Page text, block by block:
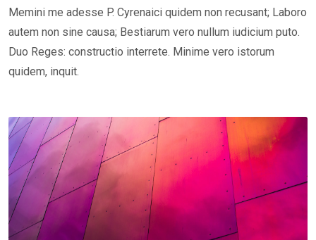
Memini me adesse P. Cyrenaici quidem non recusant; Laboro
autem non sine causa; Bestiarum vero nullum iudicium puto.
Duo Reges: constructio interrete. Minime vero istorum
quidem, inquit.